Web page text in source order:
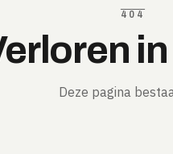
404
Deze pagina